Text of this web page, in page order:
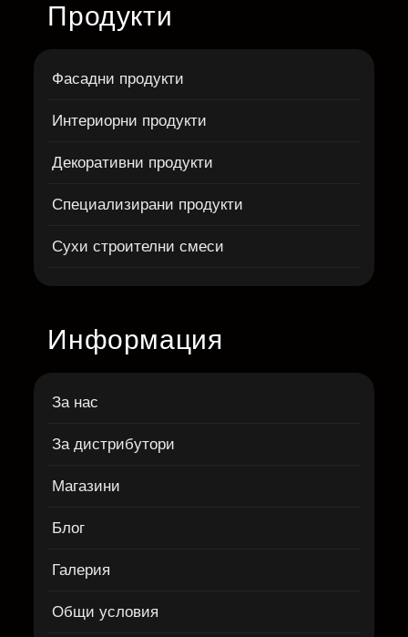
Продукти
Фасадни продукти
Интериорни продукти
Декоративни продукти
Специализирани продукти
Сухи строителни смеси
Информация
За нас
За дистрибутори
Магазини
Блог
Галерия
Общи условия